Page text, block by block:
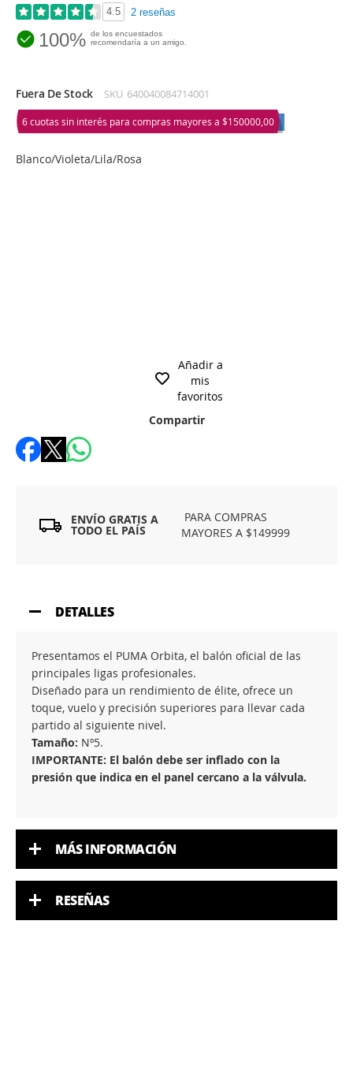
4.5 2 reseñas
100% de los encuestados
recomendaría a un amigo.
Fuera De Stock SKU 640040084714001
6 cuotas sin interés para compras mayores a $150000,00
Blanco/Violeta/Lila/Rosa
Añadir a
mis
favoritos
Compartir
ENVÍO GRATIS A
TODO EL PAÍS
PARA COMPRAS
MAYORES A $149999
DETALLES
Presentamos el PUMA Orbita, el balón oficial de las
principales ligas profesionales.
Diseñado para un rendimiento de élite, ofrece un
toque, vuelo y precisión superiores para llevar cada
partido al siguiente nivel.
Tamaño: Nº5.
IMPORTANTE: El balón debe ser inflado con la
presión que indica en el panel cercano a la válvula.
MÁS INFORMACIÓN
RESEÑAS